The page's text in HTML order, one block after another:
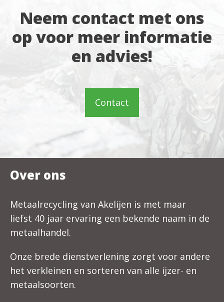
Neem contact met ons
op voor meer informatie
en advies!
Contact
Over ons
Metaalrecycling van Akelijen is met maar
liefst 40 jaar ervaring een bekende naam in de
metaalhandel.
Onze brede dienstverlening zorgt voor andere
het verkleinen en sorteren van alle ijzer- en
metaalsoorten.